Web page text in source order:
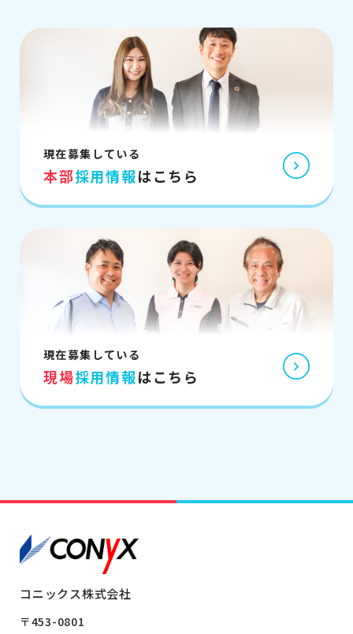
現在募集している
本部採用情報はこちら
現在募集している
現場採用情報はこちら
コニックス株式会社
〒453-0801